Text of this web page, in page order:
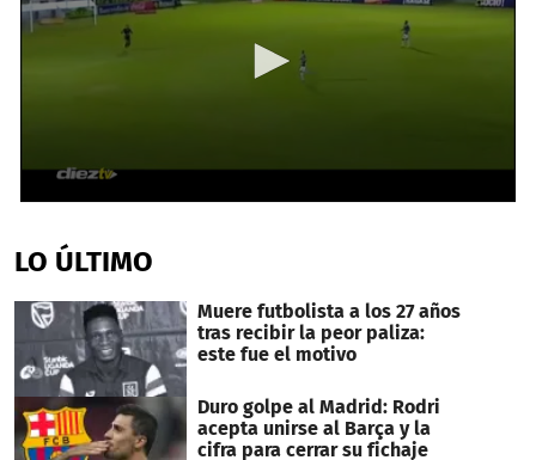
of
56
LO ÚLTIMO
Muere futbolista a los 27 años
tras recibir la peor paliza:
este fue el motivo
Duro golpe al Madrid: Rodri
acepta unirse al Barça y la
cifra para cerrar su fichaje